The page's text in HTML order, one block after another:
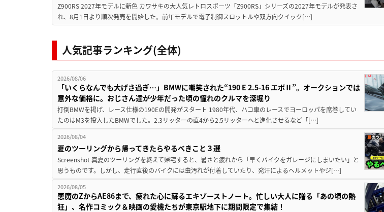
Z900RS 2027年モデルに新色 カワサキの大人気レトロスポーツ「Z900RS」シリーズの2027年モデルが発表さ
れ、8月1日より順次発売を開始した。前年モデルで電子制御スロットルや双方向クイック[…]
人気記事ランキング(全体)
2026/08/06
「いくらなんでも大げさ過ぎ…」BMWに嘲笑された“190 E 2.5-16 エボⅡ”。オークションでは
意外な価格に。おじさん達が少年だった頃の憧れのクルマを深堀り
打倒BMWを掲げ、レース仕様の190Eの開発がスタート 1980年代、ハコ車のレースでヨーロッパを席巻してい
たのはM3を投入したBMWでした。2.3リッターの直4から2.5リッターへと進化させるなど「[…]
2026/08/04
夏のツーリングから帰ってきたらやるべきこと３選
Screenshot 真夏のツーリングを終えて帰宅すると、暑さと疲れから「早くバイクをガレージにしまいたい」と
思うものです。しかし、走行直後のバイクには虫汚れが付着していたり、発汗によるヘルメットやジ[…]
2026/08/05
悪魔のZからAE86まで、疲れた心に蘇るエキゾーストノート。忙しい大人に贈る「あの頃の熱
狂」、名作コミック＆映画の愛機たちが東京駅地下に期間限定で集結！